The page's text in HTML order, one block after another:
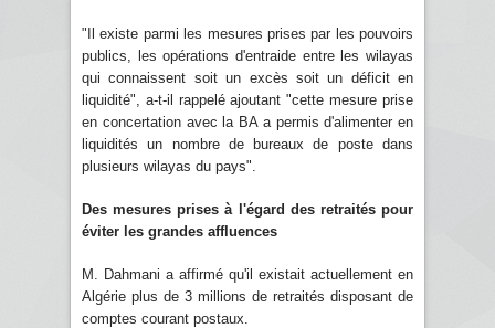
"Il existe parmi les mesures prises par les pouvoirs
publics, les opérations d'entraide entre les wilayas
qui connaissent soit un excès soit un déficit en
liquidité", a-t-il rappelé ajoutant "cette mesure prise
en concertation avec la BA a permis d'alimenter en
liquidités un nombre de bureaux de poste dans
plusieurs wilayas du pays".
Des mesures prises à l'égard des retraités pour
éviter les grandes affluences
M. Dahmani a affirmé qu'il existait actuellement en
Algérie plus de 3 millions de retraités disposant de
comptes courant postaux.